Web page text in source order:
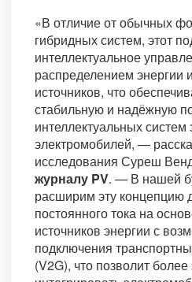
«В отличие от обычных
гибридных систем, этот
интеллектуальное
распределением энергии
источников, что
стабильную и надёжную
интеллектуальных систем
электромобилей, —
исследования Суреш
журналу PV. — В нашей
расширим эту концепцию
постоянного тока на
источников энергии с
подключения
(V2G), что позволит